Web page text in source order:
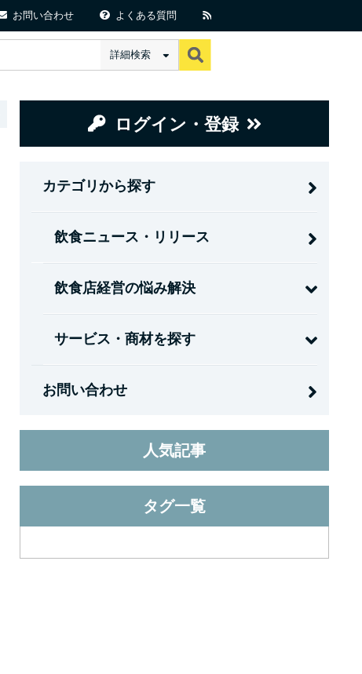
お問い合わせ よくある質問
詳細検索
ログイン・登録
カテゴリから探す
飲食ニュース・リリース
飲食店経営の悩み解決
サービス・商材を探す
お問い合わせ
人気記事
タグ一覧